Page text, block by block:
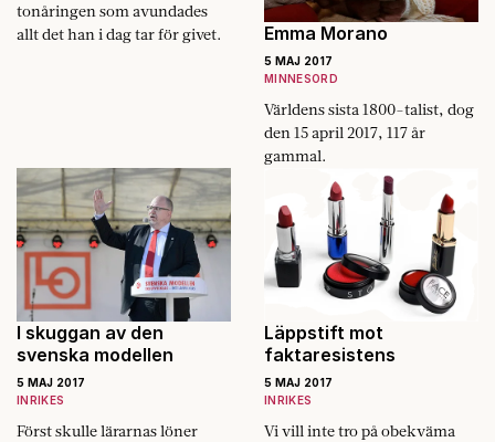
tonåringen som ­avundades
allt det han i dag tar för givet.
Emma Morano
5 MAJ 2017
MINNESORD
Världens sista 1800-talist, dog
den 15 april 2017, 117 år
gammal.
I skuggan av den
svenska modellen
5 MAJ 2017
INRIKES
Först skulle lärarnas löner
Läppstift mot
faktaresistens
5 MAJ 2017
INRIKES
Vi vill inte tro på obekväma